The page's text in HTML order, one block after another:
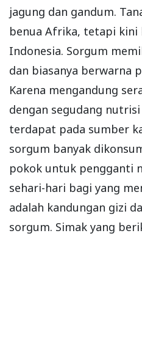
jagung dan gandum.
benua Afrika, tetapi kini
Indonesia. Sorgum
dan biasanya berwarna
Karena mengandung
dengan segudang
terdapat pada sumber
sorgum banyak
pokok untuk pengganti
sehari-hari bagi yang
adalah kandungan gizi
sorgum. Simak yang